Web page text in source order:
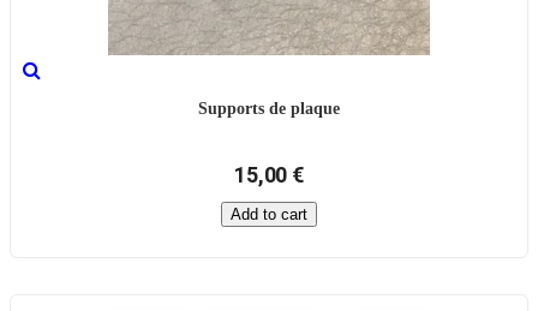
Supports de plaque
15,00 €
Add to cart